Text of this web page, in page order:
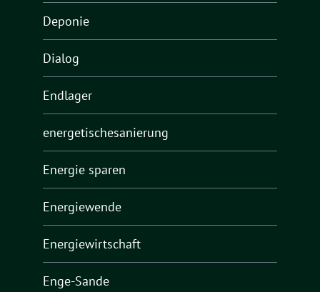
Deponie
Dialog
Endlager
energetischesanierung
Energie sparen
Energiewende
Energiewirtschaft
Enge-Sande